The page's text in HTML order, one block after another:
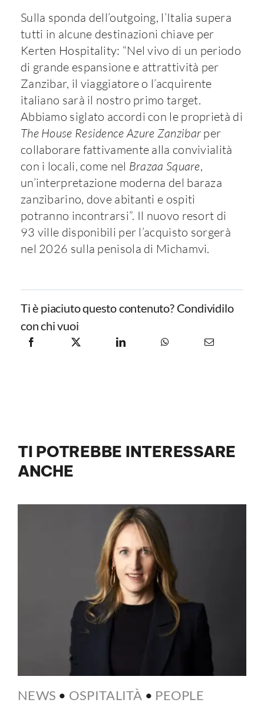
Sulla sponda dell’outgoing, l’Italia supera
tutti in alcune destinazioni chiave per
Kerten Hospitality: “Nel vivo di un periodo
di grande espansione e attrattività per
Zanzibar, il viaggiatore o l’acquirente
italiano sarà il nostro primo target.
Abbiamo siglato accordi con le proprietà di
The House Residence Azure Zanzibar per
collaborare fattivamente alla convivialità
con i locali, come nel Brazaa Square,
un’interpretazione moderna del baraza
zanzibarino, dove abitanti e ospiti
potranno incontrarsi”. Il nuovo resort di
93 ville disponibili per l’acquisto sorgerà
nel 2026 sulla penisola di Michamvi.
Ti è piaciuto questo contenuto? Condividilo
con chi vuoi
TI POTREBBE INTERESSARE
ANCHE
NEWS • OSPITALITÀ • PEOPLE